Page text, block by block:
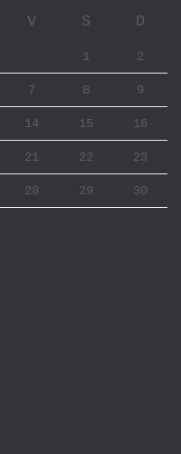
V S D
1 2
7 8 9
14 15 16
21 22 23
28 29 30